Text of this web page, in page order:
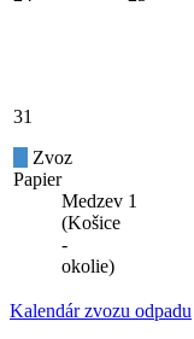
31
Zvoz
Papier
Medzev
(Košice
-
okolie)
1
Kalendár zvozu odpadu